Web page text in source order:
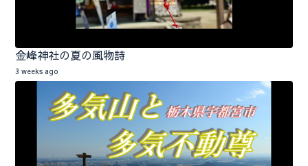
金峰神社の夏の風物詩
3 weeks ago